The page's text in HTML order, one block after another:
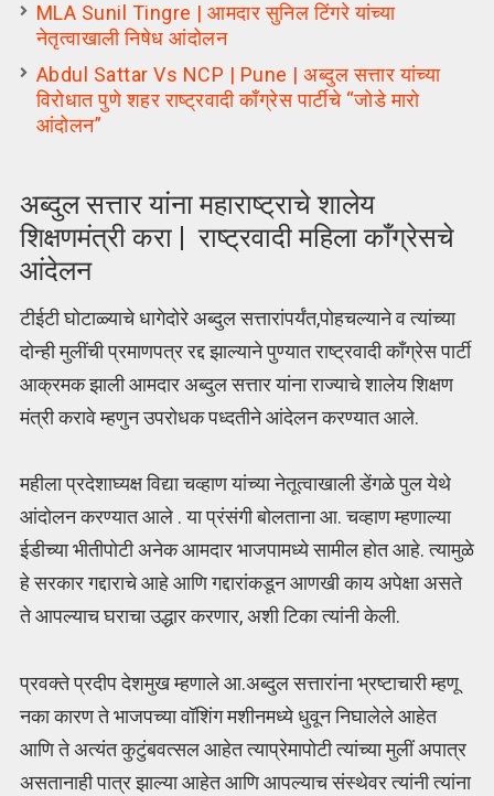
MLA Sunil Tingre | आमदार सुनिल टिंगरे यांच्या
नेतृत्वाखाली निषेध आंदोलन
Abdul Sattar Vs NCP | Pune | अब्दुल सत्तार यांच्या
विरोधात पुणे शहर राष्ट्रवादी काँग्रेस पार्टीचे “जोडे मारो
आंदोलन”
अब्दुल सत्तार यांना महाराष्ट्राचे शालेय
शिक्षणमंत्री करा | राष्ट्रवादी महिला काँग्रेसचे
आंदेलन
टीईटी घोटाळ्याचे धागेदोरे अब्दुल सत्तारांपर्यंत,पोहचल्याने व त्यांच्या
दोन्ही मुलींची प्रमाणपत्र रद्द झाल्याने पुण्यात राष्ट्रवादी कॉंग्रेस पार्टी
आक्रमक झाली आमदार अब्दुल सत्तार यांना राज्याचे शालेय शिक्षण
मंत्री करावे म्हणुन उपरोधक पध्दतीने आंदेलन करण्यात आले.
महीला प्रदेशाघ्यक्ष विद्या चव्हाण यांच्या नेतूत्वाखाली डेंगळे पुल येथे
आंदोलन करण्यात आले . या प्रंसंगी बोलताना आ. चव्हाण म्हणाल्या
ईडीच्या भीतीपोटी अनेक आमदार भाजपामध्ये सामील होत आहे. त्यामुळे
हे सरकार गद्दाराचे आहे आणि गद्दारांकडून आणखी काय अपेक्षा असते
ते आपल्याच घराचा उद्धार करणार, अशी टिका त्यांनी केली.
प्रवक्ते प्रदीप देशमुख म्हणाले आ.अब्दुल सत्तारांना भ्रष्टाचारी म्हणू
नका कारण ते भाजपच्या वॉशिंग मशीनमध्ये धुवून निघालेले आहेत
आणि ते अत्यंत कुटुंबवत्सल आहेत त्याप्रेमापोटी त्यांच्या मुलीं अपात्र
असतानाही पात्र झाल्या आहेत आणि आपल्याच संस्थेवर त्यांनी त्यांना